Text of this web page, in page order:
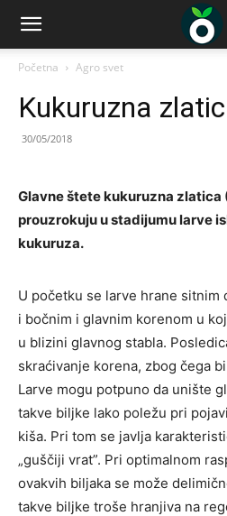
Početna Agro svet
Kukuruzna
30/05/2018
Glavne štete kukuruzna
prouzrokuju u stadijumu larve
kukuruza.
U početku se larve hrane sitnim
i bočnim i glavnim korenom u
u blizini glavnog stabla.
skraćivanje korena, zbog čega
Larve mogu potpuno da unište
takve biljke lako poležu pri
kiša. Pri tom se javlja
„guščiji vrat”. Pri optimalnom
ovakvih biljaka se može
takve biljke troše hranjiva na